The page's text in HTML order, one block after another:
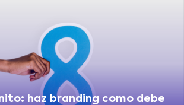
haz branding como debe